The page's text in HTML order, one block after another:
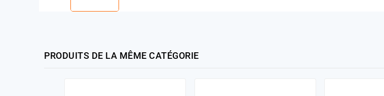
PRODUITS DE LA MÊME CATÉGORIE